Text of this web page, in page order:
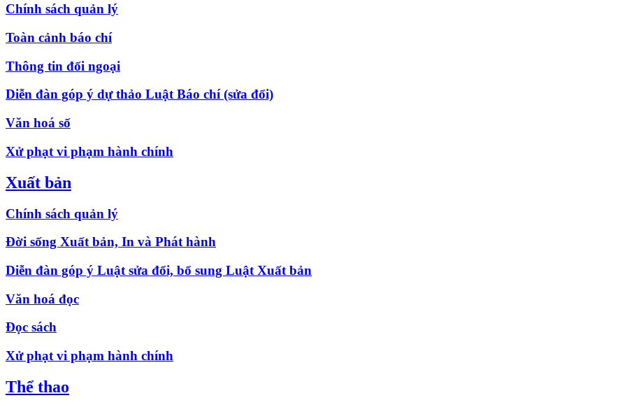
Chính sách quản lý
Toàn cảnh báo chí
Thông tin đối ngoại
Diễn đàn góp ý dự thảo Luật Báo chí (sửa đổi)
Văn hoá số
Xử phạt vi phạm hành chính
Xuất bản
Chính sách quản lý
Đời sống Xuất bản, In và Phát hành
Diễn đàn góp ý Luật sửa đổi, bổ sung Luật Xuất bản
Văn hoá đọc
Đọc sách
Xử phạt vi phạm hành chính
Thể thao